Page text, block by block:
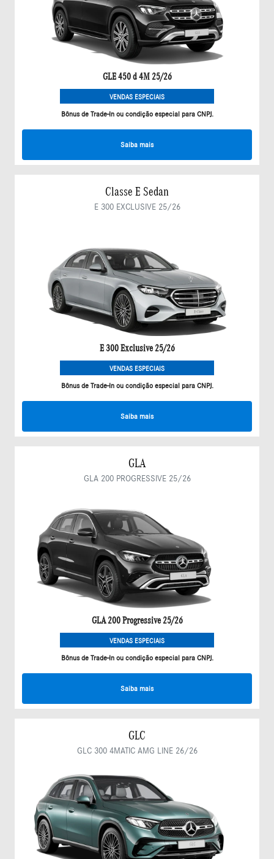
GLE 450 d 4M 25/26
VENDAS ESPECIAIS
Bônus de Trade-In ou condição especial para CNPJ.
Saiba mais
Classe E Sedan
E 300 EXCLUSIVE 25/26
E 300 Exclusive 25/26
VENDAS ESPECIAIS
Bônus de Trade-In ou condição especial para CNPJ.
Saiba mais
GLA
GLA 200 PROGRESSIVE 25/26
GLA 200 Progressive 25/26
VENDAS ESPECIAIS
Bônus de Trade-In ou condição especial para CNPJ.
Saiba mais
GLC
GLC 300 4MATIC AMG LINE 26/26